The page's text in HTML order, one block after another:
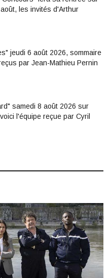
les invités d'Arthur
jeudi 6 août 2026, sommaire
par Jean-Mathieu Pernin
samedi 8 août 2026 sur
l'équipe reçue par Cyril